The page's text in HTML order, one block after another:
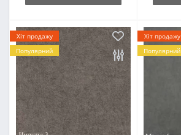
Хіт продажу
Популярний
Хіт продажу
Популярний